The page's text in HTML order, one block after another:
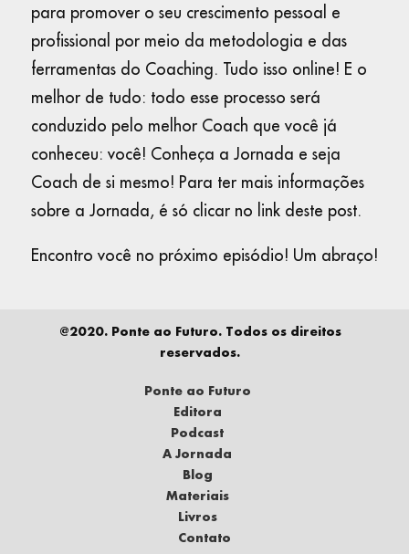
para promover o seu crescimento pessoal e
profissional por meio da metodologia e das
ferramentas do Coaching. Tudo isso online! E o
melhor de tudo: todo esse processo será
conduzido pelo melhor Coach que você já
conheceu: você! Conheça a Jornada e seja
Coach de si mesmo! Para ter mais informações
sobre a Jornada, é só clicar no link deste post.
Encontro você no próximo episódio! Um abraço!
@2020. Ponte ao Futuro. Todos os direitos
reservados.
Ponte ao Futuro
Editora
Podcast
A Jornada
Blog
Materiais
Livros
Contato